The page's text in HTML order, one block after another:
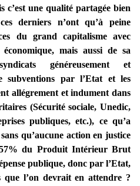
c’est une qualité partagée bien
derniers n’ont qu’à peine
du grand capitalisme avec
mais aussi de sa
généreusement et
subventions par l’Etat et les
allégrement et indument dans
(Sécurité sociale, Unedic,
publiques, etc.), ce qu’a
qu’aucune action en justice
57% du Produit Intérieur Brut
publique, donc par l’Etat,
que l’on devrait en attendre ?